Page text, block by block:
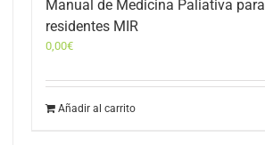
Manual de Medicina Paliativa para
residentes MIR
0,00€
Añadir al carrito